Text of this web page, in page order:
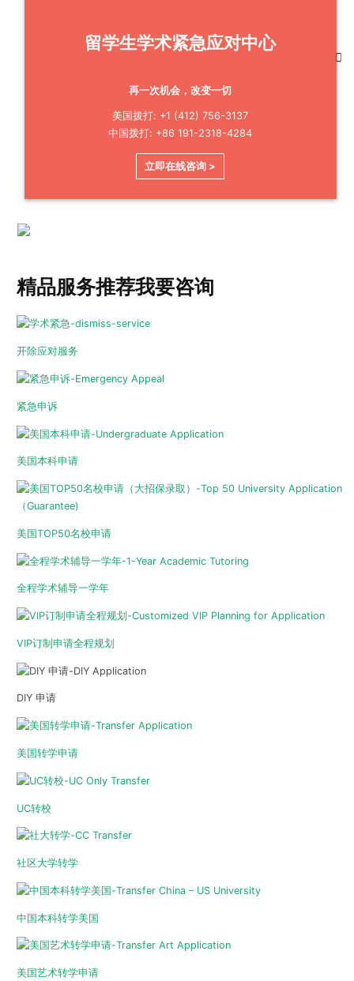
留学生学术紧急应对中心
再一次机会，改变一切
美国拨打: +1 (412) 756-3137
中国拨打: +86 191-2318-4284
立即在线咨询 >
精品服务推荐我要咨询
开除应对服务
紧急申诉
美国本科申请
美国TOP50名校申请
全程学术辅导一学年
VIP订制申请全程规划
DIY 申请
美国转学申请
UC转校
社区大学转学
中国本科转学美国
美国艺术转学申请